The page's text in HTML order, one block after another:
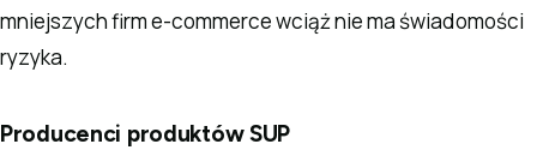
mniejszych firm e-commerce wciąż nie ma świadomości
ryzyka.
Producenci produktów SUP